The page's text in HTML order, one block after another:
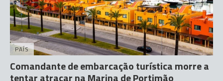
PAÍS
Comandante de embarcação turística morre a
tentar atracar na Marina de Portimão